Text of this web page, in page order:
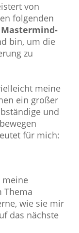
von
folgenden
bin, um die
zu
meine
ein großer
und
für mich:
meine
Thema
wie sie mir
das nächste